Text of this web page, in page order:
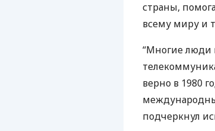
страны,
всему миру и
“Многие люди
верно в 1980
подчеркнул